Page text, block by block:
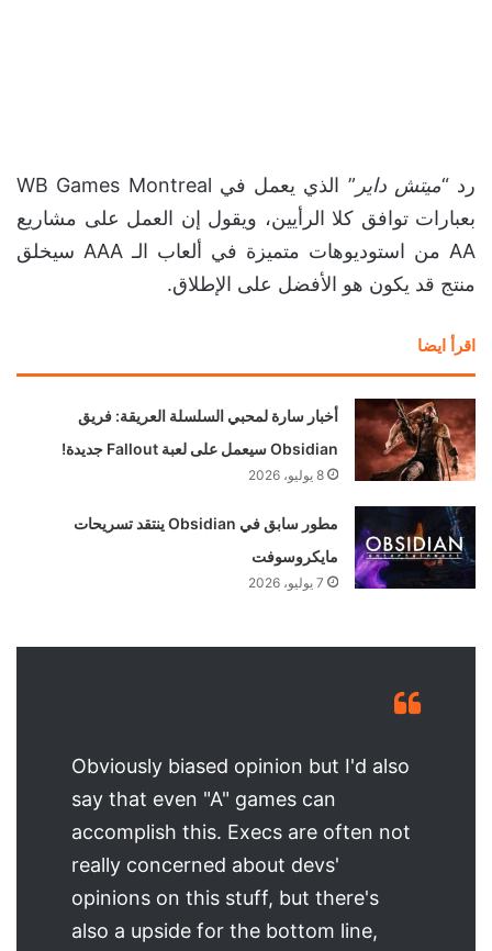
رد “ميتش داير
” الذي يعمل في WB Games Montreal
بعبارات توافق كلا الرأيين، ويقول إن العمل على مشاريع
AA من استوديوهات متميزة في ألعاب الـ AAA سيخلق
منتج قد يكون هو الأفضل على الإطلاق.
اقرأ ايضا
أخبار سارة لمحبي السلسلة العريقة: فريق
Obsidian سيعمل على لعبة Fallout جديدة!
8 يوليو، 2026
مطور سابق في Obsidian ينتقد تسريحات
مايكروسوفت
7 يوليو، 2026
Obviously biased opinion but I'd also
say that even "A" games can
accomplish this. Execs are often not
really concerned about devs'
opinions on this stuff, but there's
also a upside for the bottom line,